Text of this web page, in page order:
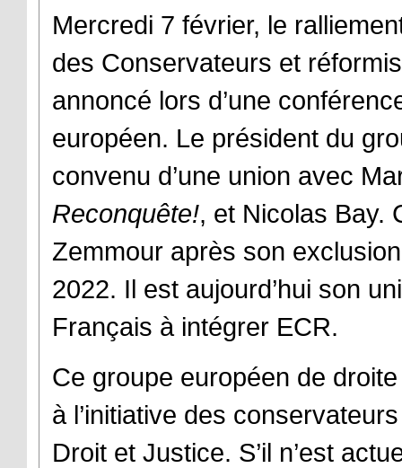
Mercredi 7 février, le
des Conservateurs et
annoncé lors d’une
européen. Le président du
convenu d’une union avec
Reconquête!, et Nicolas Bay.
Zemmour après son
2022. Il est aujourd’hui son
Français à intégrer ECR.
Ce groupe européen de
à l’initiative des
Droit et Justice. S’il n’est